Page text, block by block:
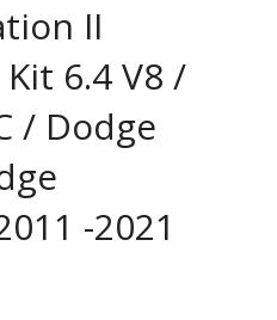
II
6.4 V8 /
/ Dodge
-2021